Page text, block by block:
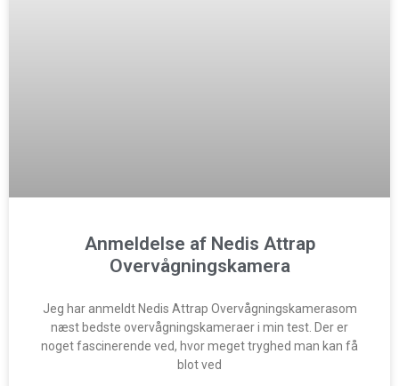
Anmeldelse af Nedis Attrap
Overvågningskamera
Jeg har anmeldt Nedis Attrap Overvågningskamerasom
næst bedste overvågningskameraer i min test. Der er
noget fascinerende ved, hvor meget tryghed man kan få
blot ved